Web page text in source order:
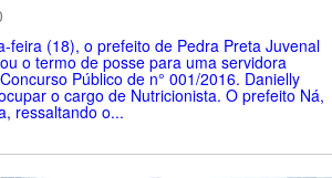
feira (18), o prefeito de Pedra Preta Juvenal
o termo de posse para uma servidora
Público de n° 001/2016. Danielly
o cargo de Nutricionista. O prefeito Ná,
ressaltando o...